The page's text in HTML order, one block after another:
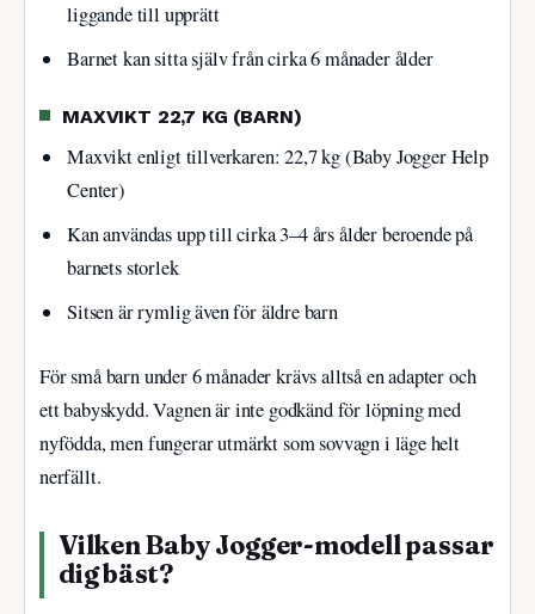
liggande till upprätt
Barnet kan sitta själv från cirka 6 månader ålder
MAXVIKT 22,7 KG (BARN)
Maxvikt enligt tillverkaren: 22,7 kg (Baby Jogger Help
Center)
Kan användas upp till cirka 3–4 års ålder beroende på
barnets storlek
Sitsen är rymlig även för äldre barn
För små barn under 6 månader krävs alltså en adapter och
ett babyskydd. Vagnen är inte godkänd för löpning med
nyfödda, men fungerar utmärkt som sovvagn i läge helt
nerfällt.
Vilken Baby Jogger-modell passar
dig bäst?